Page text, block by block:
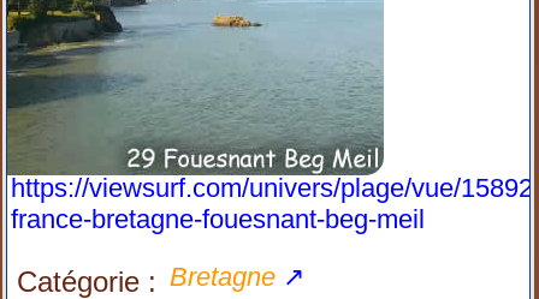
https://viewsurf.com/univers/plage/vue/
france-bretagne-fouesnant-beg-meil
Catégorie : Bretagne ↗